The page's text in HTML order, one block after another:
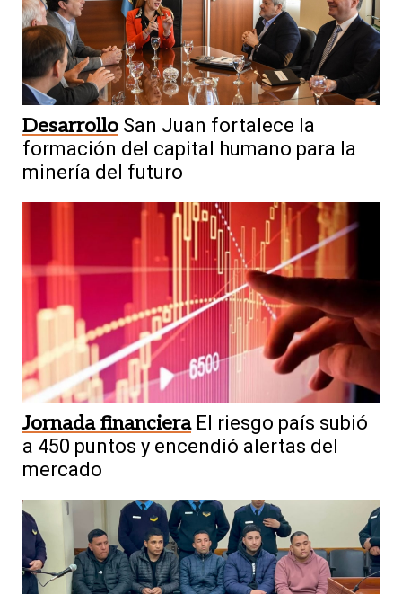
Desarrollo San Juan fortalece la
formación del capital humano para la
minería del futuro
Jornada financiera El riesgo país subió
a 450 puntos y encendió alertas del
mercado